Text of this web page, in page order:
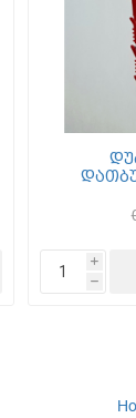
კედლის
i
h